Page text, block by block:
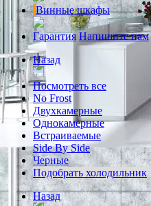
Винные шкафы
Гарантия Напишите нам
Назад
Посмотреть все
No Frost
Двухкамерные
Однокамерные
Встраиваемые
Side By Side
Черные
Подобрать холодильник
Назад